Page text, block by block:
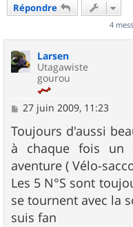
Répondre
4
Larsen
Utagawiste
gourou
M
s
s
g
e
27 juin 2009, 11:23
Toujours d'aussi
à chaque fois un
aventure ( Vélo-
Les 5 N°S sont
se tournent avec la
suis fan